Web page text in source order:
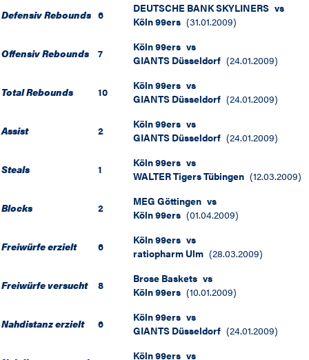
Defensiv Rebounds 6 DEUTSCHE BANK SKYLINERS vs
Köln 99ers (31.01.2009)
Offensiv Rebounds 7 Köln 99ers vs
GIANTS Düsseldorf (24.01.2009)
Total Rebounds 10 Köln 99ers vs
GIANTS Düsseldorf (24.01.2009)
Assist 2 Köln 99ers vs
GIANTS Düsseldorf (24.01.2009)
Steals 1 Köln 99ers vs
WALTER Tigers Tübingen (12.03.2009)
Blocks 2 MEG Göttingen vs
Köln 99ers (01.04.2009)
Freiwürfe erzielt 6 Köln 99ers vs
ratiopharm Ulm (28.03.2009)
Freiwürfe versucht 8 Brose Baskets vs
Köln 99ers (10.01.2009)
Nahdistanz erzielt 6 Köln 99ers vs
GIANTS Düsseldorf (24.01.2009)
Köln 99ers vs